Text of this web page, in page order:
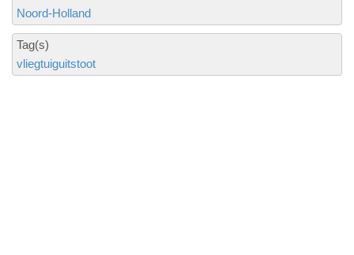
Noord-Holland
Tag(s)
vliegtuiguitstoot